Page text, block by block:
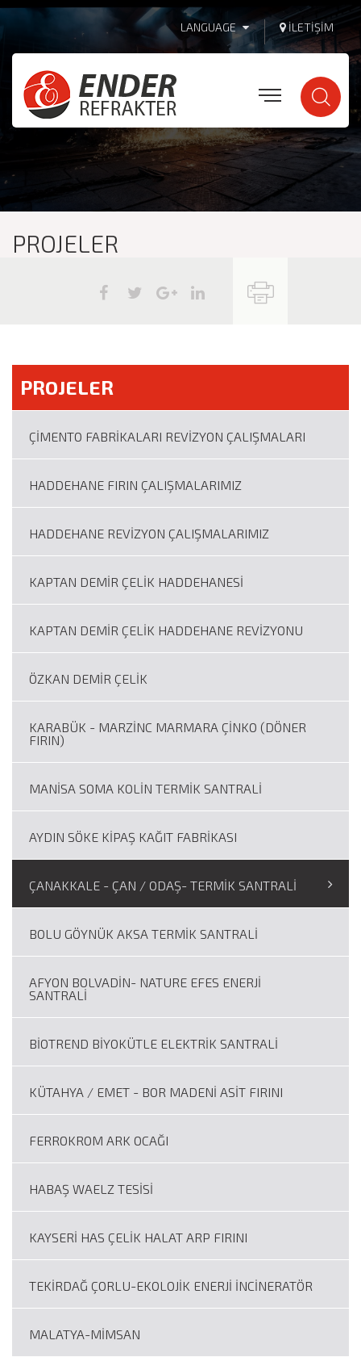
LANGUAGE İLETIŞIM
PROJELER
PROJELER
ÇİMENTO FABRİKALARI REVİZYON ÇALIŞMALARI
HADDEHANE FIRIN ÇALIŞMALARIMIZ
HADDEHANE REVİZYON ÇALIŞMALARIMIZ
KAPTAN DEMİR ÇELİK HADDEHANESİ
KAPTAN DEMİR ÇELİK HADDEHANE REVİZYONU
ÖZKAN DEMİR ÇELİK
KARABÜK - MARZİNC MARMARA ÇİNKO (DÖNER
FIRIN)
MANİSA SOMA KOLİN TERMİK SANTRALİ
AYDIN SÖKE KİPAŞ KAĞIT FABRİKASI
ÇANAKKALE - ÇAN / ODAŞ- TERMİK SANTRALİ
BOLU GÖYNÜK AKSA TERMİK SANTRALİ
AFYON BOLVADİN- NATURE EFES ENERJİ
SANTRALİ
BİOTREND BİYOKÜTLE ELEKTRİK SANTRALİ
KÜTAHYA / EMET - BOR MADENİ ASİT FIRINI
FERROKROM ARK OCAĞI
HABAŞ WAELZ TESİSİ
KAYSERİ HAS ÇELİK HALAT ARP FIRINI
TEKİRDAĞ ÇORLU-EKOLOJİK ENERJİ İNCİNERATÖR
MALATYA-MİMSAN